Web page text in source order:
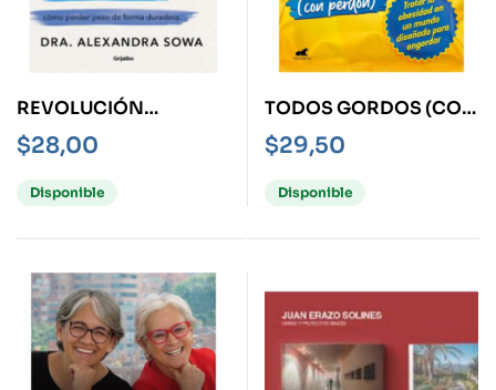
REVOLUCIÓN
OZEMPIC, LA
$28,00
Disponible
TODOS GORDOS (CON
PERDÓN)
$29,50
Disponible